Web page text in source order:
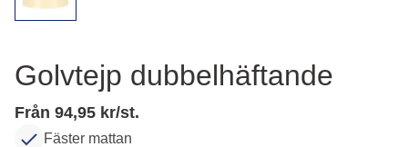
Golvtejp dubbelhäftande
Från 94,95 kr/st.
Fäster mattan